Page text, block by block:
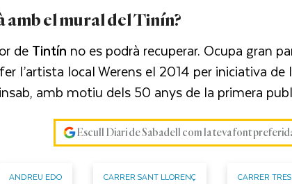
ambel mural del Tinín?
deTintín no es podrà recuperar. Ocupa gran
l’artista local Werens el 2014 per iniciativa de
amb motiu dels 50 anys de la primera
Escull Diari de Sabadell com la teva font
ANDREU EDO CARRER SANT LLORENÇ CARRER